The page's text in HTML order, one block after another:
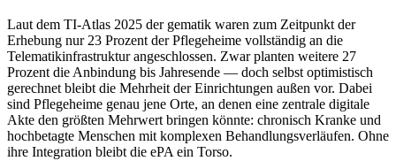
Laut dem TI-Atlas 2025 der gematik waren zum Zeitpunkt der
Erhebung nur 23 Prozent der Pflegeheime vollständig an die
Telematikinfrastruktur angeschlossen. Zwar planten weitere 27
Prozent die Anbindung bis Jahresende — doch selbst optimistisch
gerechnet bleibt die Mehrheit der Einrichtungen außen vor. Dabei
sind Pflegeheime genau jene Orte, an denen eine zentrale digitale
Akte den größten Mehrwert bringen könnte: chronisch Kranke und
hochbetagte Menschen mit komplexen Behandlungsverläufen. Ohne
ihre Integration bleibt die ePA ein Torso.